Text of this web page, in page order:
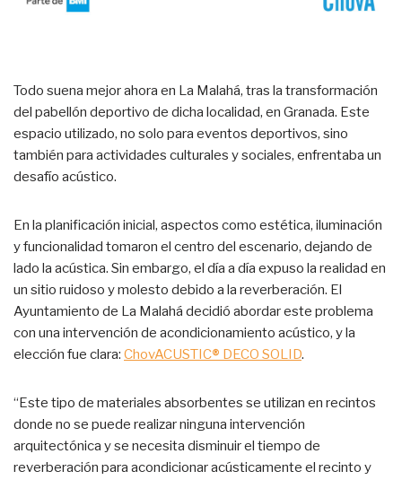
Todo suena mejor ahora en La Malahá, tras la transformación
del pabellón deportivo de dicha localidad, en Granada. Este
espacio utilizado, no solo para eventos deportivos, sino
también para actividades culturales y sociales, enfrentaba un
desafío acústico.
En la planificación inicial, aspectos como estética, iluminación
y funcionalidad tomaron el centro del escenario, dejando de
lado la acústica. Sin embargo, el día a día expuso la realidad en
un sitio ruidoso y molesto debido a la reverberación. El
Ayuntamiento de La Malahá decidió abordar este problema
con una intervención de acondicionamiento acústico, y la
elección fue clara: ChovACUSTIC® DECO SOLID.
“Este tipo de materiales absorbentes se utilizan en recintos
donde no se puede realizar ninguna intervención
arquitectónica y se necesita disminuir el tiempo de
reverberación para acondicionar acústicamente el recinto y